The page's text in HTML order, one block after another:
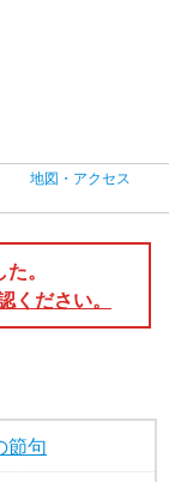
地図・アクセス
。
ださい。
句